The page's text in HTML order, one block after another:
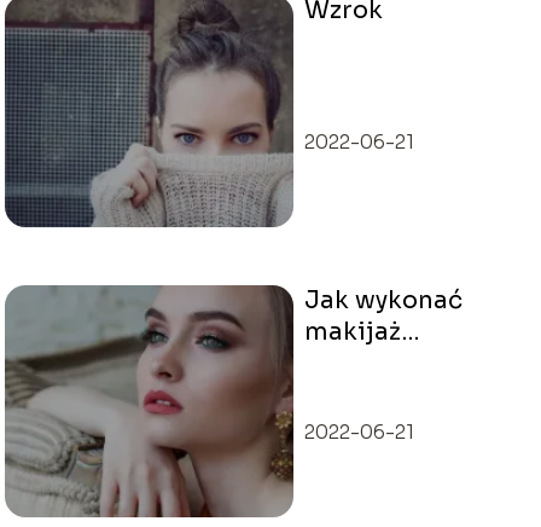
Wzrok
2022-06-21
Jak wykonać
makijaż
2022-06-21